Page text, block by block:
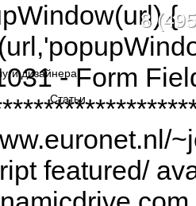
{
- Form
featured/
8
дизайнера
Статьи